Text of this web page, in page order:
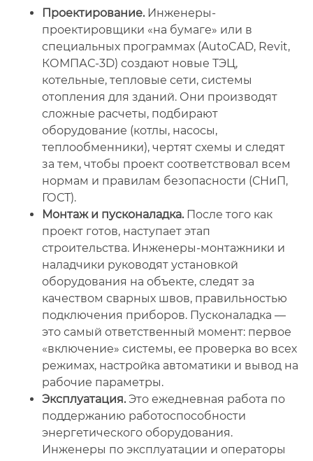
Проектирование.Инженеры-
проектировщики «на бумаге» или в
специальных программах (AutoCAD, Revit,
КОМПАС-3D) создают новые ТЭЦ,
котельные, тепловые сети, системы
отопления для зданий. Они производят
сложные расчеты, подбирают
оборудование (котлы, насосы,
теплообменники), чертят схемы и следят
за тем, чтобы проект соответствовал всем
нормам и правилам безопасности (СНиП,
ГОСТ).
Монтаж и пусконаладка.После того как
проект готов, наступает этап
строительства. Инженеры-монтажники и
наладчики руководят установкой
оборудования на объекте, следят за
качеством сварных швов, правильностью
подключения приборов. Пусконаладка —
это самый ответственный момент: первое
«включение» системы, ее проверка во всех
режимах, настройка автоматики и вывод на
рабочие параметры.
Эксплуатация.Это ежедневная работа по
поддержанию работоспособности
энергетического оборудования.
Инженеры по эксплуатации и операторы